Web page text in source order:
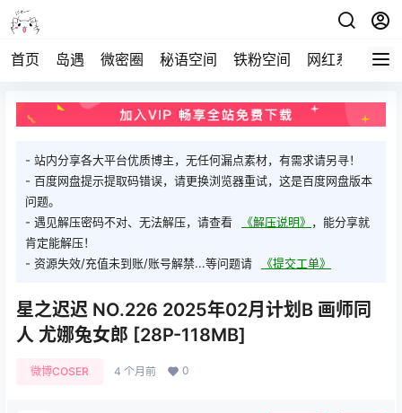
首页 岛遇 微密圈 秘语空间 铁粉空间 网红系列 打
- 站内分享各大平台优质博主，无任何漏点素材，有需求请另寻！
- 百度网盘提示提取码错误，请更换浏览器重试，这是百度网盘版本
问题。
- 遇见解压密码不对、无法解压，请查看
《解压说明》 ，能分享就
肯定能解压！
- 资源失效/充值未到账/账号解禁...等问题请
《提交工单》
星之迟迟 NO.226 2025年02月计划B 画师同
人 尤娜兔女郎 [28P-118MB]
微博COSER 4 个月前 0